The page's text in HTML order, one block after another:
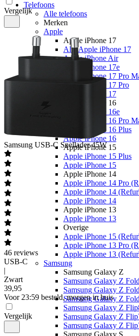
Telefoons
Alle telefoons
Merken
Apple
Apple iPhone 17
Alle Apple iPhone 17
Apple iPhone Air
Apple iPhone 17e
Apple iPhone 17 Pro
Apple iPhone 17 Pro
Apple iPhone 17
Apple iPhone 16
Apple iPhone 16e
Apple iPhone 16 Pro
Apple iPhone 16 Plus
Apple iPhone 16
Apple iPhone 15
Apple iPhone 15 Plus
Apple iPhone 15
Apple iPhone 14
Apple iPhone 14 Pro
Apple iPhone 14
Apple iPhone 14
Apple iPhone 13
Apple iPhone 13
Overige
Apple iPhone 15
Apple iPhone 13 Pro
Apple iPhone 13
Samsung
Samsung Galaxy Z
Samsung Galaxy Z
Samsung Galaxy Z
Samsung Galaxy Z
Samsung Galaxy Z
Samsung Galaxy Z
Samsung Galaxy Z
Samsung Galaxy S
Vergelijk
Samsung USB-C Snellader 45W
46 reviews
USB-C
|
Zwart
39,95
Voor 23:59 besteld, morgen in huis
Vergelijk